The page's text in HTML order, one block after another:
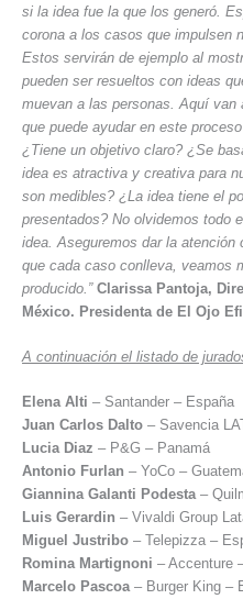
si la idea fue la que los generó.
corona a los casos que impulsen
Estos servirán de ejemplo al
pueden ser resueltos con ideas
muevan a las personas. Aquí van
que puede ayudar en este
¿Tiene un objetivo claro? ¿Se
idea es atractiva y creativa para
son medibles? ¿La idea tiene el
presentados? No olvidemos todo
idea. Aseguremos dar la atención
que cada caso conlleva, veamos
producido.”Clarissa Pantoja,
México. Presidenta de El Ojo
A continuación el listado de
Elena Alti – Santander – España
Juan Carlos Dalto – Savencia
Lucia Diaz – P&G – Panamá
Antonio Furlan – YoCo –
Giannina Galanti Podesta–
Luis Gerardin – Vivaldi Group
Miguel Justribo – Telepizza –
Romina Martignoni – Accenture
Marcelo Pascoa– Burger King –